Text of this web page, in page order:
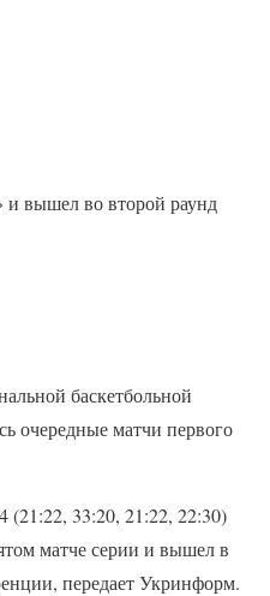
вышел во второй раунд
баскетбольной
очередные матчи первого
33:20, 21:22, 22:30)
матче серии и вышел в
передает Укринформ.